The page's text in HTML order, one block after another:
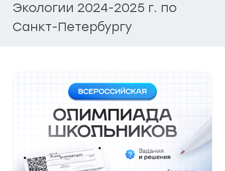
Экологии 2024-2025 г. по
Санкт-Петербургу